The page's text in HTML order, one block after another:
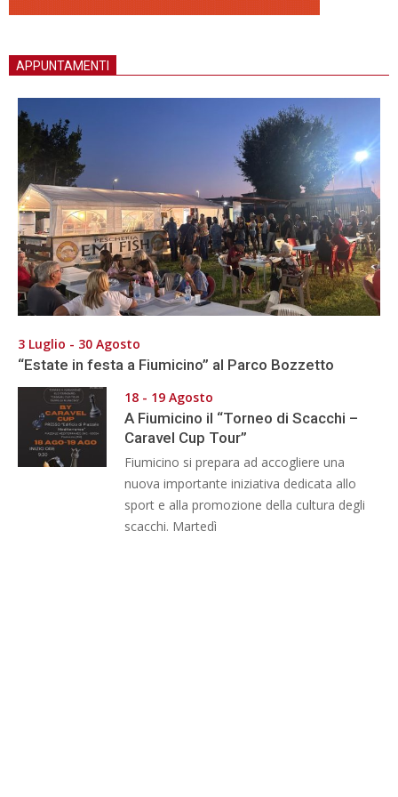
APPUNTAMENTI
3 Luglio - 30 Agosto
“Estate in festa a Fiumicino” al Parco Bozzetto
18 - 19 Agosto
A Fiumicino il “Torneo di Scacchi –
Caravel Cup Tour”
Fiumicino si prepara ad accogliere una
nuova importante iniziativa dedicata allo
sport e alla promozione della cultura degli
scacchi. Martedì